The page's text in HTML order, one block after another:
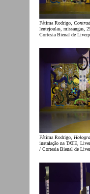
Fátima Rodrigo,
lentejoulas, missangas,
Cortesia Bienal de
Fátima Rodrigo,
instalação na TATE,
/ Cortesia Bienal de